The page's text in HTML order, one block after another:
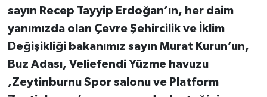
sayın Recep Tayyip Erdoğan’ın, her daim
yanımızda olan Çevre Şehircilik ve İklim
Değişikliği bakanımız sayın Murat Kurun’un,
Buz Adası, Veliefendi Yüzme havuzu
,Zeytinburnu Spor salonu ve Platform